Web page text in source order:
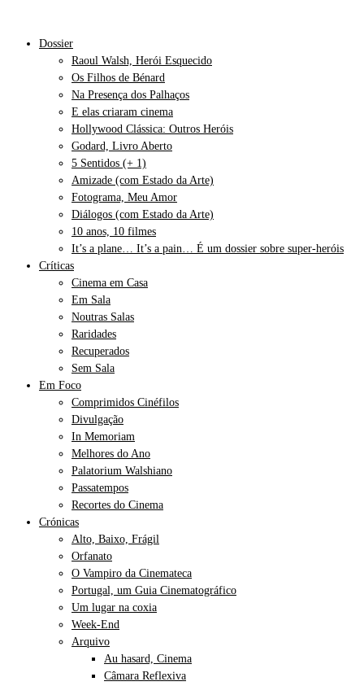
Dossier
Raoul Walsh, Herói Esquecido
Os Filhos de Bénard
Na Presença dos Palhaços
E elas criaram cinema
Hollywood Clássica: Outros Heróis
Godard, Livro Aberto
5 Sentidos (+ 1)
Amizade (com Estado da Arte)
Fotograma, Meu Amor
Diálogos (com Estado da Arte)
10 anos, 10 filmes
It’s a plane… It’s a pain… É um dossier sobre super-heróis
Críticas
Cinema em Casa
Em Sala
Noutras Salas
Raridades
Recuperados
Sem Sala
Em Foco
Comprimidos Cinéfilos
Divulgação
In Memoriam
Melhores do Ano
Palatorium Walshiano
Passatempos
Recortes do Cinema
Crónicas
Alto, Baixo, Frágil
Orfanato
O Vampiro da Cinemateca
Portugal, um Guia Cinematográfico
Um lugar na coxia
Week-End
Arquivo
Au hasard, Cinema
Câmara Reflexiva